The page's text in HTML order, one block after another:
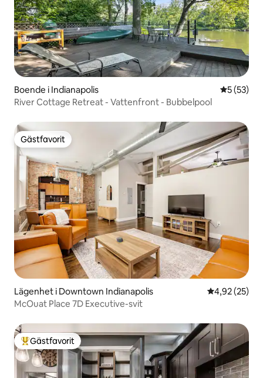
Boende i Indianapolis 5 av 5 i
5 (53)
River Cottage Retreat - Vattenfront - Bubbelpool
Gästfavorit
Gästfavorit
Lägenhet i Downtown Indianapolis 4,92 av 5 i
4,92 (25)
McOuat Place 7D Executive-svit
Populär gästfavorit
Gästfavorit